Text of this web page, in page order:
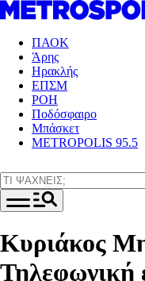
ΠΑΟΚ
Άρης
Ηρακλής
ΕΠΣΜ
ΡΟΗ
Ποδόσφαιρο
Μπάσκετ
METROPOLIS 95.5
Κυριάκος
Τηλεφωνική